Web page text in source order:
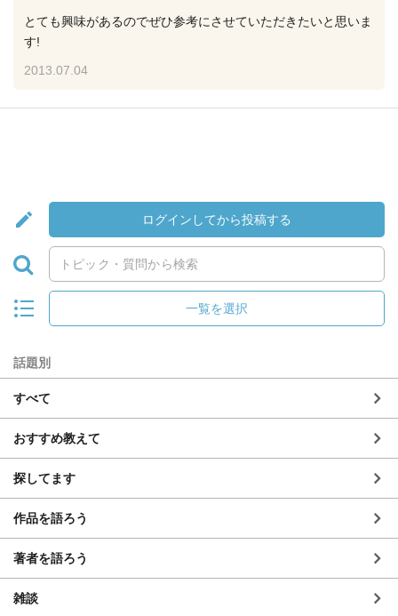
とても興味があるのでぜひ参考にさせていただきたいと思いま
す!
2013.07.04
ログインしてから投稿する
一覧を選択
話題別
すべて
おすすめ教えて
探してます
作品を語ろう
著者を語ろう
雑談